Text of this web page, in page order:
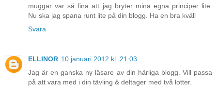
muggar var så fina att jag bryter mina egna principer lite.
Nu ska jag spana runt lite på din blogg. Ha en bra kväll
Svara
ELLINOR 10 januari 2012 kl. 21:03
Jag är en ganska ny läsare av din härliga blogg. Vill passa
på att vara med i din tävling & deltager med två lotter.